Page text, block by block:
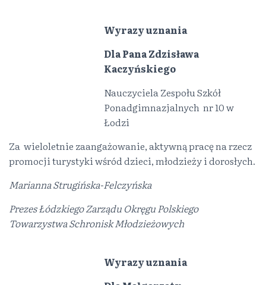
Wyrazy uznania
Dla Pana Zdzisława
Kaczyńskiego
Nauczyciela Zespołu Szkół
Ponadgimnazjalnych nr 10 w
Łodzi
Za wieloletnie zaangażowanie, aktywną pracę na rzecz
promocji turystyki wśród dzieci, młodzieży i dorosłych.
Marianna Strugińska-Felczyńska
Prezes Łódzkiego Zarządu Okręgu Polskiego
Towarzystwa Schronisk Młodzieżowych
Wyrazy uznania